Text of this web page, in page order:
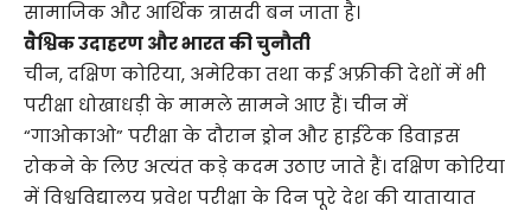
सामाजिक और आर्थिक त्रासदी बन जाता है।
वैश्विक उदाहरण और भारत की चुनौती
चीन, दक्षिण कोरिया, अमेरिका तथा कई अफ्रीकी देशों में भी
परीक्षा धोखाधड़ी के मामले सामने आए हैं। चीन में
“गाओकाओ” परीक्षा के दौरान ड्रोन और हाईटेक डिवाइस
रोकने के लिए अत्यंत कड़े कदम उठाए जाते हैं। दक्षिण कोरिया
में विश्वविद्यालय प्रवेश परीक्षा के दिन पूरे देश की यातायात